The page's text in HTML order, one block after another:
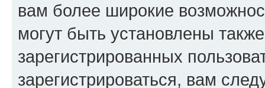
вам более широкие
могут быть установлены
зарегистрированных
зарегистрироваться, вам